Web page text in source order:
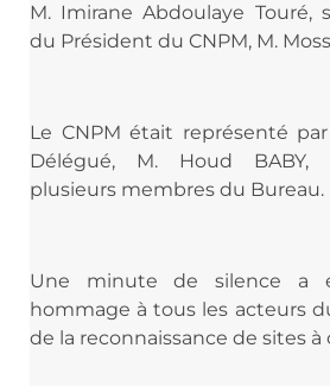
M. Imirane Abdoulaye Touré,
du Président du CNPM, M.
Le CNPM était représenté
Délégué, M. Houd BABY,
plusieurs membres du Bureau.
Une minute de silence a
hommage à tous les acteurs
de la reconnaissance de sites à